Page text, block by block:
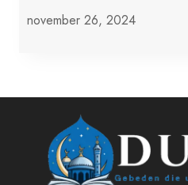
november 26, 2024